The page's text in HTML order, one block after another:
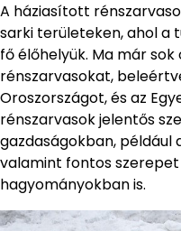
A háziasított
sarki területeken, ahol a
fő élőhelyük. Ma már
rénszarvasokat,
Oroszországot, és az
rénszarvasok jelentős
gazdaságokban, például
valamint fontos
hagyományokban is.